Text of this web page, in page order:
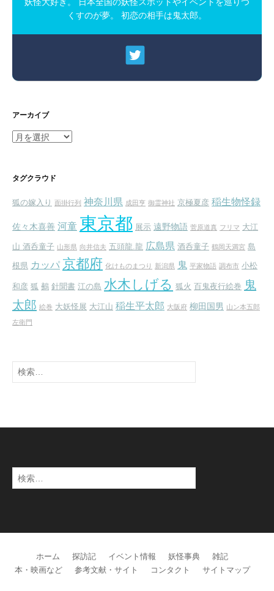
妖怪大好き。 日本全国の妖怪スポットやイベントを巡りつ
くすのが夢。 初恋の相手は鬼太郎。
アーカイブ
ア
イ
タグクラウド
狐の嫁入り 面掛行列 神奈川県 成田亨 御霊神社 京極夏彦 稲生物怪録
佐々木喜善 河童 東京都 展示 遠野物語 菅原道真 フリマ 大江
山 酒呑童子 山形県 向井信夫 五頭龍.龍 広島県 酒呑童子 鶴岡天満宮 島
根県 カッパ 京都府 化けものまつり 新潟県 鬼 平家物語 調布市 小松
和彦 狐 鵺 針聞書 江の島 水木しげる 狐火 百鬼夜行絵巻 鬼
太郎 絵巻 大妖怪展 大江山 稲生平太郎 大阪府 柳田国男 山ン本五郎
左衛門
検
索:
検
索:
ホーム 探訪記 イベント情報 妖怪事典
雑記
本・映画など
参考文献・サイト コンタクト サイトマップ